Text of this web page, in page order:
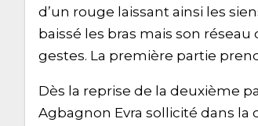
d’un rouge laissant ainsi les
baissé les bras mais son
gestes. La première partie
Dès la reprise de la deuxième
Agbagnon Evra sollicité dans la